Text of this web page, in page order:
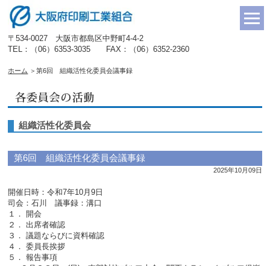
〒534-0027 大阪市都島区中野町4-4-2
TEL：（06）6353-3035 FAX：（06）6352-2360
ホーム ＞第6回 組織活性化委員会議事録
組織活性化委員会
第6回 組織活性化委員会議事録
2025年10月09日
開催日時：令和7年10月9日
司会：石川 議事録：溝口
１． 開会
２． 出席者確認
３． 議題ならびに資料確認
４． 委員長挨拶
５． 報告事項